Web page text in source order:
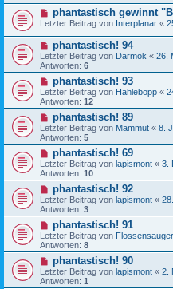
phantastisch gewinnt
Letzter Beitrag von Interplanar «
phantastisch! 94
Letzter Beitrag von Darmok « 26.
Antworten: 6
phantastisch! 93
Letzter Beitrag von Hahlebopp «
Antworten: 12
phantastisch! 89
Letzter Beitrag von Mammut « 8.
Antworten: 5
phantastisch! 69
Letzter Beitrag von lapismont « 3.
Antworten: 10
phantastisch! 92
Letzter Beitrag von lapismont «
Antworten: 3
phantastisch! 91
Letzter Beitrag von Flossensauger
Antworten: 8
phantastisch! 90
Letzter Beitrag von lapismont « 2.
Antworten: 1